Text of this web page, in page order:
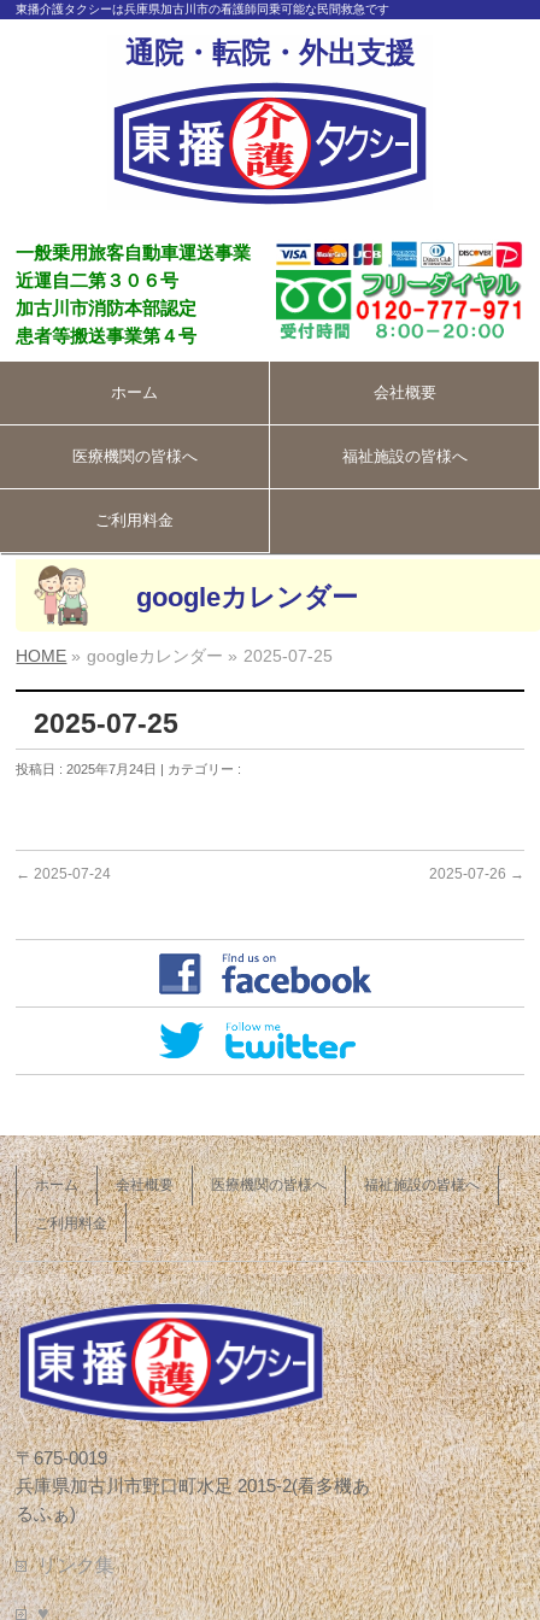
東播介護タクシーは兵庫県加古川市の看護師同乗可能な民間救急です
通院・転院・外出支援
一般乗用旅客自動車運送事業
近運自二第３０６号
加古川市消防本部認定
患者等搬送事業第４号
ホーム 会社概要
医療機関の皆様へ 福祉施設の皆様へ
ご利用料金
googleカレンダー
HOME » googleカレンダー » 2025-07-25
2025-07-25
投稿日 : 2025年7月24日 | カテゴリー :
← 2025-07-24 2025-07-26 →
ホーム 会社概要 医療機関の皆様へ 福祉施設の皆様へ
ご利用料金
〒675-0019
兵庫県加古川市野口町水足 2015-2(看多機あ
るふぁ)
リンク集
♥